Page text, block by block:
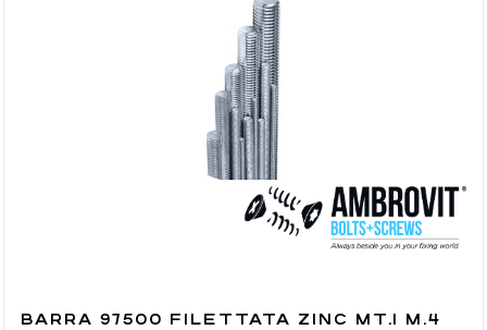
BARRA 97500 FILETTATA ZINC MT.1 M.4